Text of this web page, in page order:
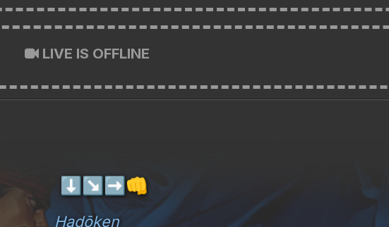
LIVE IS OFFLINE
⬇️ ↘️ ➡️ 👊
Hadōken